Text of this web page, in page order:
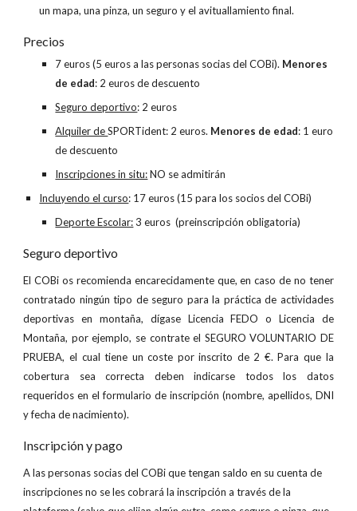
un mapa, una pinza, un seguro y el avituallamiento final.
Precios
7 euros (5 euros a las personas socias del COBi). Menores
de edad: 2 euros de descuento
Seguro deportivo: 2 euros
Alquiler deSPORTident: 2 euros. Menores de edad: 1 euro
de descuento
Inscripciones in situ:NO se admitirán
Incluyendo el curso: 17 euros (15 para los socios del COBi)
Deporte Escolar:3 euros (preinscripción obligatoria)
Seguro deportivo
El COBi os recomienda encarecidamente que, en caso de no tener
contratado ningún tipo de seguro para la práctica de actividades
deportivas en montaña, dígase Licencia FEDO o Licencia de
Montaña, por ejemplo, se contrate el SEGURO VOLUNTARIO DE
PRUEBA, el cual tiene un coste por inscrito de 2 €. Para que la
cobertura sea correcta deben indicarse todos los datos
requeridos en el formulario de inscripción (nombre, apellidos, DNI
y fecha de nacimiento).
Inscripción y pago
A las personas socias del COBi que tengan saldo en su cuenta de
inscripciones no se les cobrará la inscripción a través de la